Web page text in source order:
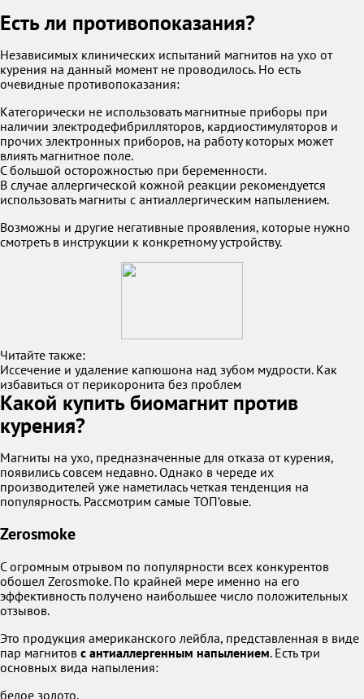
Есть ли противопоказания?
Независимых клинических испытаний магнитов на ухо от
курения на данный момент не проводилось. Но есть
очевидные противопоказания:
Категорически не использовать магнитные приборы при
наличии электродефибрилляторов, кардиостимуляторов и
прочих электронных приборов, на работу которых может
влиять магнитное поле.
С большой осторожностью при беременности.
В случае аллергической кожной реакции рекомендуется
использовать магниты с антиаллергическим напылением.
Возможны и другие негативные проявления, которые нужно
смотреть в инструкции к конкретному устройству.
Читайте также:
Иссечение и удаление капюшона над зубом мудрости. Как
избавиться от перикоронита без проблем
Какой купить биомагнит против
курения?
Магниты на ухо, предназначенные для отказа от курения,
появились совсем недавно. Однако в череде их
производителей уже наметилась четкая тенденция на
популярность. Рассмотрим самые ТОП’овые.
Zerosmoke
С огромным отрывом по популярности всех конкурентов
обошел Zerosmoke. По крайней мере именно на его
эффективность получено наибольшее число положительных
отзывов.
Это продукция американского лейбла, представленная в виде
пар магнитов с антиаллергенным напылением. Есть три
основных вида напыления:
белое золото,